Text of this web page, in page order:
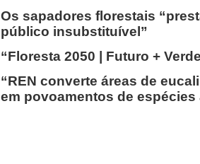
Os sapadores florestais
público insubstituível”
“Floresta 2050 | Futuro +
“REN converte áreas de
em povoamentos de